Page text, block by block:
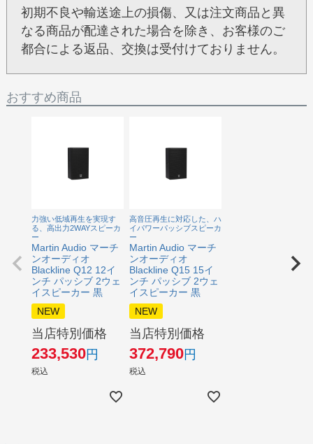
初期不良や輸送途上の損傷、又は注文商品と異
なる商品が配達された場合を除き、お客様のご
都合による返品、交換は受付けておりません。
おすすめ商品
力強い低域再生を実現す
る、高出力2WAYスピーカ
ー
Martin Audio マーチ
ンオーディオ
Blackline Q12 12イ
ンチ パッシブ 2ウェ
イスピーカー 黒
NEW
当店特別価格
233,530
税込
高音圧再生に対応した、ハ
イパワーパッシブスピーカ
ー
Martin Audio マーチ
ンオーディオ
Blackline Q15 15イ
ンチ パッシブ 2ウェ
イスピーカー 黒
NEW
当店特別価格
372,790
税込